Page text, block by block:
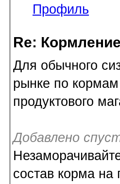
Профиль
Re:
Для обычного
рынке по
продуктового
Добавлено
состав корма на